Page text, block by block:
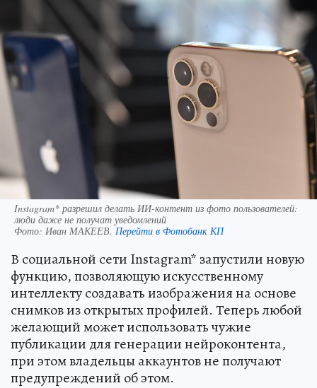
Instagram* разрешил делать ИИ-контент из фото пользователей:
люди даже не получат уведомлений
Фото: Иван МАКЕЕВ. Перейти в Фотобанк КП
В социальной сети Instagram* запустили новую
функцию, позволяющую искусственному
интеллекту создавать изображения на основе
снимков из открытых профилей. Теперь любой
желающий может использовать чужие
публикации для генерации нейроконтента,
при этом владельцы аккаунтов не получают
предупреждений об этом.